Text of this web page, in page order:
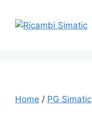
contenuto
Home / PG Simatic